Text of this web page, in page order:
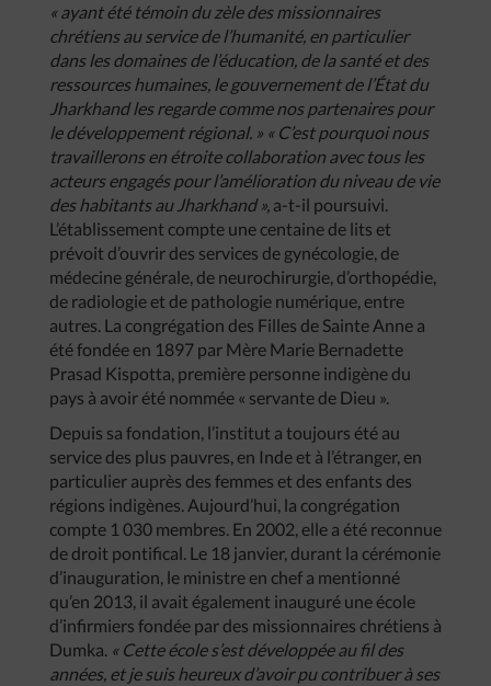
« ayant été témoin du zèle des missionnaires
chrétiens au service de l’humanité, en particulier
dans les domaines de l’éducation, de la santé et des
ressources humaines, le gouvernement de l’État du
Jharkhand les regarde comme nos partenaires pour
le développement régional. » « C’est pourquoi nous
travaillerons en étroite collaboration avec tous les
acteurs engagés pour l’amélioration du niveau de vie
des habitants au Jharkhand », a-t-il poursuivi.
L’établissement compte une centaine de lits et
prévoit d’ouvrir des services de gynécologie, de
médecine générale, de neurochirurgie, d’orthopédie,
de radiologie et de pathologie numérique, entre
autres. La congrégation des Filles de Sainte Anne a
été fondée en 1897 par Mère Marie Bernadette
Prasad Kispotta, première personne indigène du
pays à avoir été nommée « servante de Dieu ».
Depuis sa fondation, l’institut a toujours été au
service des plus pauvres, en Inde et à l’étranger, en
particulier auprès des femmes et des enfants des
régions indigènes. Aujourd’hui, la congrégation
compte 1 030 membres. En 2002, elle a été reconnue
de droit pontifical. Le 18 janvier, durant la cérémonie
d’inauguration, le ministre en chef a mentionné
qu’en 2013, il avait également inauguré une école
d’infirmiers fondée par des missionnaires chrétiens à
Dumka. « Cette école s’est développée au fil des
années, et je suis heureux d’avoir pu contribuer à ses